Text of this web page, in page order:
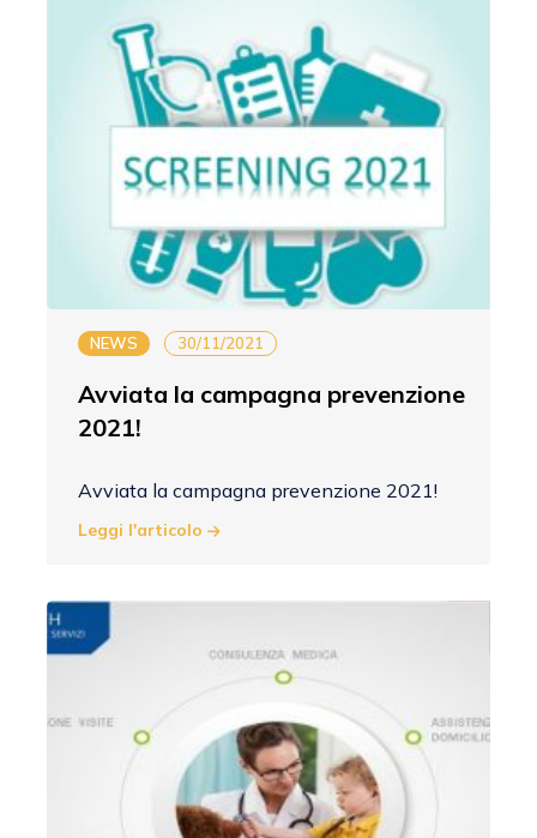
NEWS 30/11/2021
Avviata la campagna prevenzione
2021!
Avviata la campagna prevenzione 2021!
Leggi l'articolo